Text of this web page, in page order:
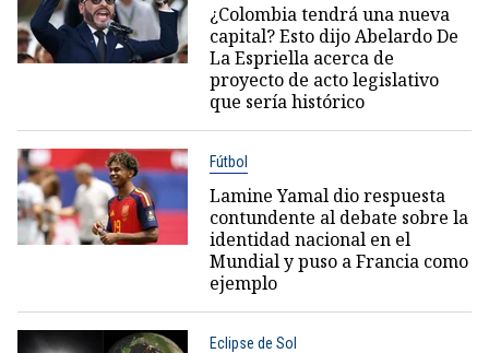
¿Colombia tendrá una nueva
capital? Esto dijo Abelardo De
La Espriella acerca de
proyecto de acto legislativo
que sería histórico
Fútbol
Lamine Yamal dio respuesta
contundente al debate sobre la
identidad nacional en el
Mundial y puso a Francia como
ejemplo
Eclipse de Sol